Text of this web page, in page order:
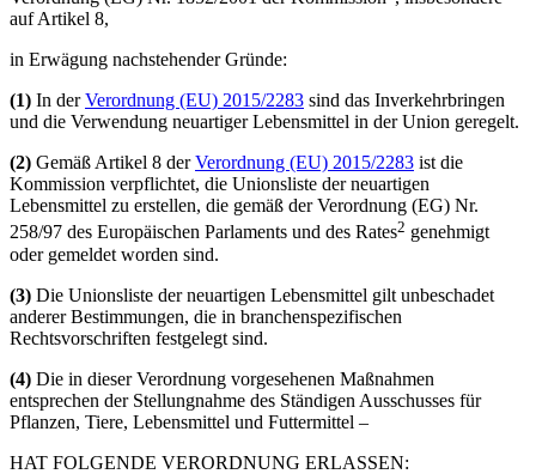
auf Artikel 8,
in Erwägung nachstehender Gründe:
(1) In derVerordnung (EU) 2015/2283 sind das Inverkehrbringen
und die Verwendung neuartiger Lebensmittel in der Union geregelt.
(2) Gemäß Artikel 8 derVerordnung (EU) 2015/2283 ist die
Kommission verpflichtet, die Unionsliste der neuartigen
Lebensmittel zu erstellen, die gemäß derVerordnung (EG) Nr.
258/97 des Europäischen Parlaments und des Rates2 genehmigt
oder gemeldet worden sind.
(3) Die Unionsliste der neuartigen Lebensmittel gilt unbeschadet
anderer Bestimmungen, die in branchenspezifischen
Rechtsvorschriften festgelegt sind.
(4) Die in dieser Verordnung vorgesehenen Maßnahmen
entsprechen der Stellungnahme des Ständigen Ausschusses für
Pflanzen, Tiere, Lebensmittel und Futtermittel –
HAT FOLGENDE VERORDNUNG ERLASSEN: